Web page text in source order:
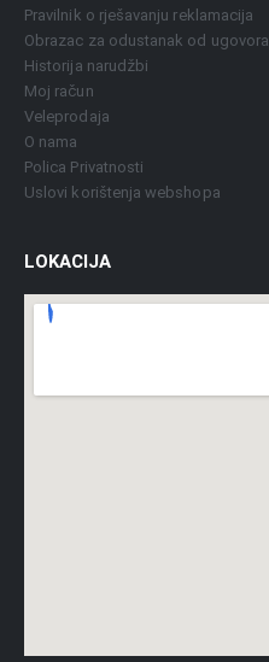
Pravilnik o rješavanju reklamacija
Obrazac za odustanak od ugovora
Historija narudžbi
Moj račun
Veleprodaja
O nama
Polica Privatnosti
Uslovi korištenja webshopa
LOKACIJA